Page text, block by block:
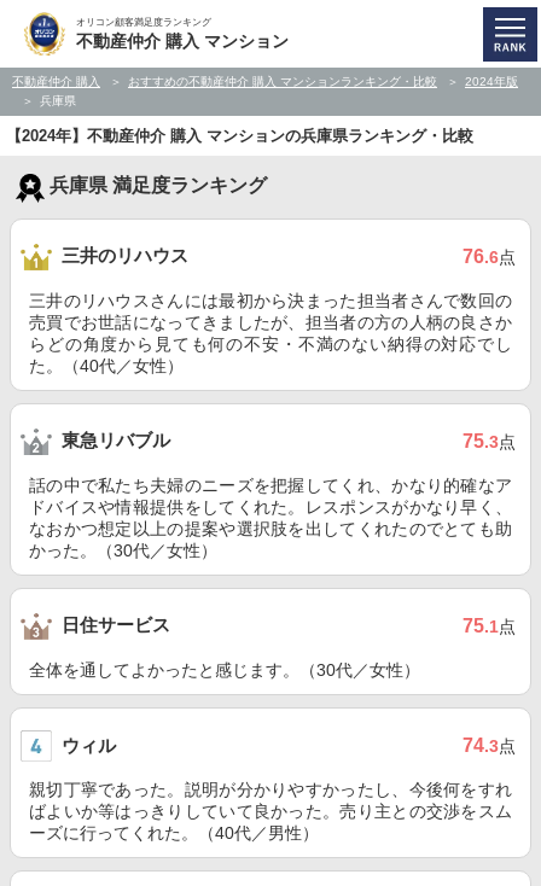
オリコン顧客満足度ランキング
不動産仲介 購入 マンション
不動産仲介 購入 おすすめの不動産仲介 購入 マンションランキング・比較
2024年版
兵庫県
【2024年】不動産仲介 購入 マンションの兵庫県ランキング・比較
兵庫県 満足度ランキング
三井のリハウス 76.6点
三井のリハウスさんには最初から決まった担当者さんで数回の
売買でお世話になってきましたが、担当者の方の人柄の良さか
らどの角度から見ても何の不安・不満のない納得の対応でし
た。（40代／女性）
東急リバブル 75.3点
話の中で私たち夫婦のニーズを把握してくれ、かなり的確なア
ドバイスや情報提供をしてくれた。レスポンスがかなり早く、
なおかつ想定以上の提案や選択肢を出してくれたのでとても助
かった。（30代／女性）
日住サービス 75.1点
全体を通してよかったと感じます。（30代／女性）
ウィル 74.3点
親切丁寧であった。説明が分かりやすかったし、今後何をすれ
ばよいか等はっきりしていて良かった。売り主との交渉をスム
ーズに行ってくれた。（40代／男性）